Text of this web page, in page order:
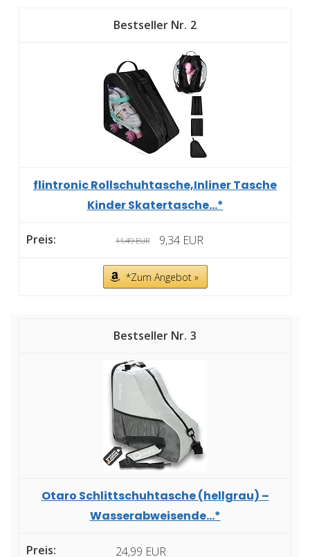
2
flintronic Rollschuhtasche,Inliner Tasche
Kinder Skatertasche...*
11,49 EUR 9,34 EUR
*Zum Angebot »
3
Otaro Schlittschuhtasche (hellgrau) –
Wasserabweisende...*
24,99 EUR